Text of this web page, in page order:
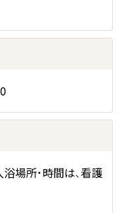
場所･時間は、看護